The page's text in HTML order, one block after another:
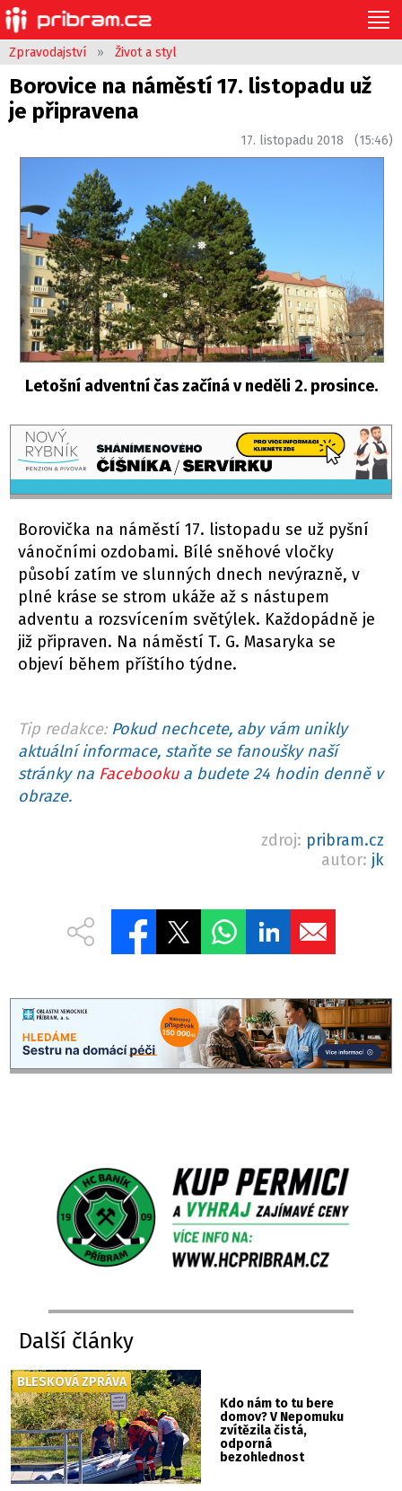
Zpravodajství » Život a styl
Borovice na náměstí 17. listopadu už
je připravena
17. listopadu 2018 (15:46)
Letošní adventní čas začíná v neděli 2. prosince.
Borovička na náměstí 17. listopadu se už pyšní
vánočními ozdobami. Bílé sněhové vločky
působí zatím ve slunných dnech nevýrazně, v
plné kráse se strom ukáže až s nástupem
adventu a rozsvícením světýlek. Každopádně je
již připraven. Na náměstí T. G. Masaryka se
objeví během příštího týdne.
Tip redakce: Pokud nechcete, aby vám unikly
aktuální informace, staňte se fanoušky naší
stránky na Facebookua budete 24 hodin denně v
obraze.
zdroj: pribram.cz
autor: jk
Další články
Kdo nám to tu bere
domov? V Nepomuku
zvítězila čistá,
odporná
bezohlednost
BLESKOVÁ ZPRÁVA